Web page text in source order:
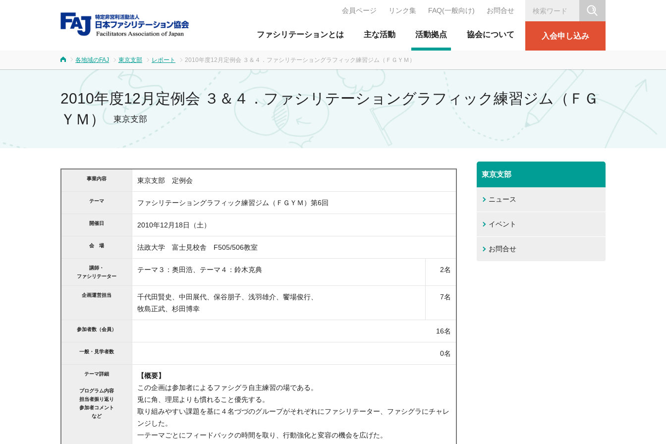
FAJ：特定非営利活動法人 日本ファシリテーション協会
ファシリテーションとは 主な活動 活動拠点 協会について 入会申し込み
会員ページ リンク集 FAQ(一般向け) お問合せ
各地域のFAJ 東京支部 レポート 2010年度12月定例会 ３＆４．ファシリテーショングラフィック練習ジム（ＦＧＹＭ）
2010年度12月定例会 ３＆４．ファシリテーショングラフィック練習ジム（ＦＧ
ＹＭ）
東京支部
事業内容 東京支部 定例会
テーマ ファシリテーショングラフィック練習ジム（ＦＧＹＭ）第6回
開催日 2010年12月18日（土）
会 場 法政大学 富士見校舎 F505/506教室
講師・
ファシリテーター
テーマ３：奥田浩、テーマ４：鈴木克典 2名
企画運営担当
千代田賢史、中田展代、保谷朋子、浅羽雄介、饗場俊行、
牧島正武、杉田博幸
7名
参加者数（会員） 16名
一般・見学者数 0名
テーマ詳細
プログラム内容
担当者振り返り
参加者コメント
など
【概要】
この企画は参加者によるファシグラ自主練習の場である。
兎に角、理屈よりも慣れること優先する。
取り組みやすい課題を基に４名づづのグループがそれぞれにファシリテーター、ファシグラにチャレ
ンジした。
一テーマごとにフィードバックの時間を取り、行動強化と変容の機会を広げた。
東京支部
ニュース
イベント
お問合せ